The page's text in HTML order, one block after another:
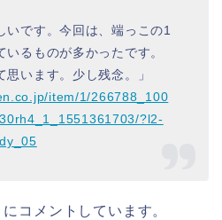
いです。今回は、端っこの1
るものが多かったです。
います。少し残念。」
item/1/266788_100
?l2-
コメントしています。